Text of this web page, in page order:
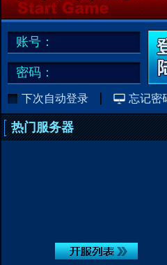
账号：
密码：
下次自动登录 忘记密
热门服务器